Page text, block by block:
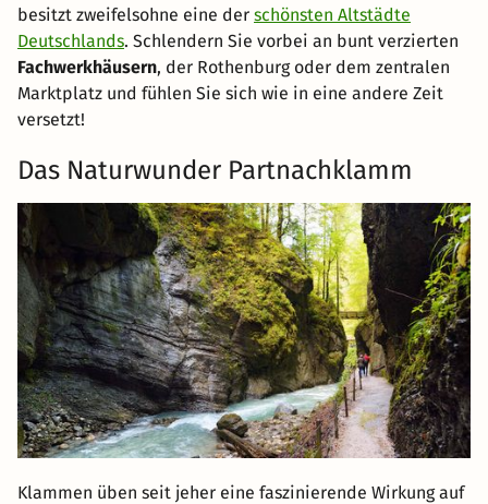
besitzt zweifelsohne eine der schönsten Altstädte
Deutschlands. Schlendern Sie vorbei an bunt verzierten
Fachwerkhäusern, der Rothenburg oder dem zentralen
Marktplatz und fühlen Sie sich wie in eine andere Zeit
versetzt!
Das Naturwunder Partnachklamm
Klammen üben seit jeher eine faszinierende Wirkung auf